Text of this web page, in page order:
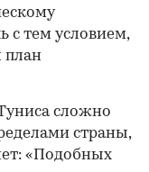
с тем условием,
план
сложно
страны,
«Подобных